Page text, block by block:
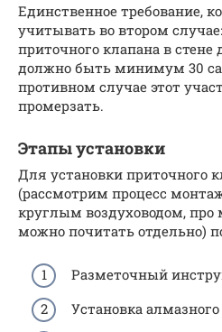
Единственное требование,
учитывать во втором
приточного клапана в стене
должно быть минимум 30
противном случае этот
промерзать.
Этапы установки
Для установки приточного
(рассмотрим процесс
круглым воздуховодом,
можно почитать отдельно)
Разметочный
Установка